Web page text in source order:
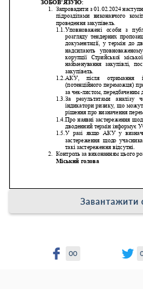
Завантажити
00